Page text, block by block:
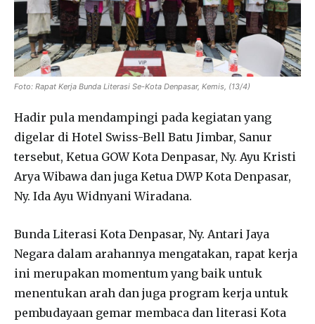
Foto: Rapat Kerja Bunda Literasi Se-Kota Denpasar, Kemis, (13/4)
Hadir pula mendampingi pada kegiatan yang
digelar di Hotel Swiss-Bell Batu Jimbar, Sanur
tersebut, Ketua GOW Kota Denpasar, Ny. Ayu Kristi
Arya Wibawa dan juga Ketua DWP Kota Denpasar,
Ny. Ida Ayu Widnyani Wiradana.
Bunda Literasi Kota Denpasar, Ny. Antari Jaya
Negara dalam arahannya mengatakan, rapat kerja
ini merupakan momentum yang baik untuk
menentukan arah dan juga program kerja untuk
pembudayaan gemar membaca dan literasi Kota